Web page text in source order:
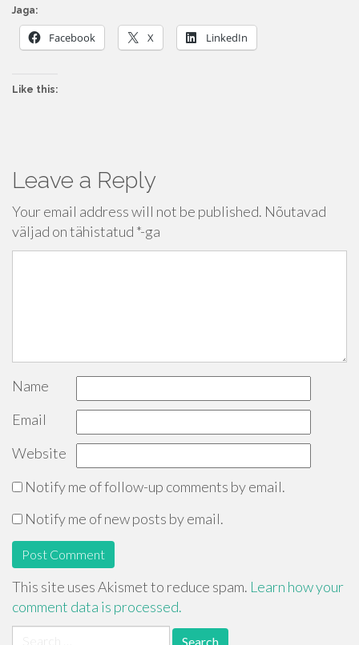
Jaga:
Facebook X LinkedIn
Like this:
Leave a Reply
Your email address will not be published. Nõutavad
väljad on tähistatud *-ga
Name
Email
Website
Notify me of follow-up comments by email.
Notify me of new posts by email.
This site uses Akismet to reduce spam. Learn how your
comment data is processed.